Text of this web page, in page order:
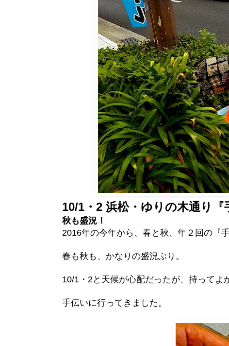
10/1・2 浜松・ゆりの木通り『
秋も盛況！
2016年の今年から、春と秋、年２回の『
春も秋も、かなりの盛況ぶり。
10/1・2と天候が心配だったが、持ってよ
手伝いに行ってきました。